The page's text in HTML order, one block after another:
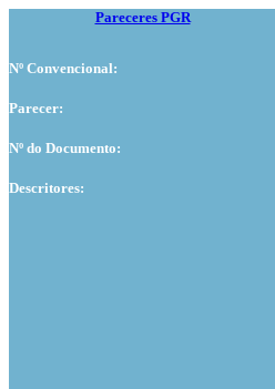
Pareceres PGR
Nº Convencional:
Parecer:
Nº do Documento:
Descritores: